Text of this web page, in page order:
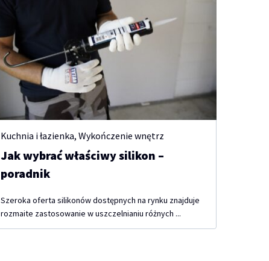
Kuchnia i łazienka, Wykończenie wnętrz
Jak wybrać właściwy silikon –
poradnik
Szeroka oferta silikonów dostępnych na rynku znajduje
rozmaite zastosowanie w uszczelnianiu różnych ...